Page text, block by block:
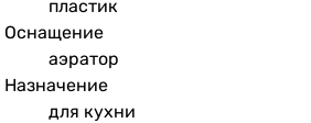
пластик
Оснащение
аэратор
Назначение
для кухни